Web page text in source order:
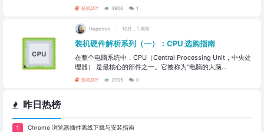
装机DIY 4906 1
Hopetree 10月，1 周前
装机硬件解析系列（一）：CPU 选购指南
在整个电脑系统中，CPU（Central Processing Unit，中央处
理器） 是最核心的部件之一。它被称为“电脑的大脑...
装机DIY 2705 0
昨日热榜
Chrome 浏览器插件离线下载与安装指南